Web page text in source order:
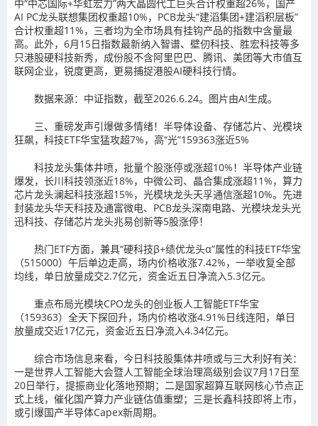
中“中芯国际+华虹宏力”两大晶圆代工巨头合计权重超26%，国产
AI PC龙头联想集团权重超10%，PCB龙头“建滔集团+建滔积层板”
合计权重超11%，三者均为全市场具有挂钩产品的指数中含量最
高。此外，6月15日指数最新纳入智谱、壁仞科技、胜宏科技等多
只港股硬科技新秀，成份股不含阿里巴巴、腾讯、美团等大市值互
联网企业，锐度更高，更易捕捉港股AI硬科技行情。
数据来源：中证指数，截至2026.6.24。图片由AI生成。
三、重磅发声引爆做多情绪！半导体设备、存储芯片、光模块
狂飙，科技ETF华宝猛攻超7%，高“光”159363涨近5%
科技龙头集体井喷，批量个股涨停或涨超10%！半导体产业链
爆发，长川科技领涨近18%，中微公司、晶合集成涨超11%，算力
芯片龙头澜起科技涨超15%，光模块龙头天孚通信涨超10%。先进
封装龙头华天科技及通富微电、PCB龙头深南电路、光模块龙头光
迅科技、存储芯片龙头兆易创新等5股涨停！
热门ETF方面，兼具“硬科技β+绩优龙头α”属性的科技ETF华宝
（515000）午后单边走高，场内价格收涨7.42%，一举收复全部
均线，单日放量成交2.7亿元，资金近五日净流入5.3亿元。
重点布局光模块CPO龙头的创业板人工智能ETF华宝
（159363）全天下探回升，场内价格收涨4.91%日线连阳，单日
放量成交近17亿元，资金近五日净流入4.34亿元。
综合市场信息来看，今日科技股集体井喷或与三大利好有关：
一是世界人工智能大会暨人工智能全球治理高级别会议7月17日至
20日举行，提振商业化落地预期；二是国家超算互联网核心节点正
式上线，催化国产算力产业链估值重塑；三是长鑫科技即将上市，
或引爆国产半导体Capex新周期。